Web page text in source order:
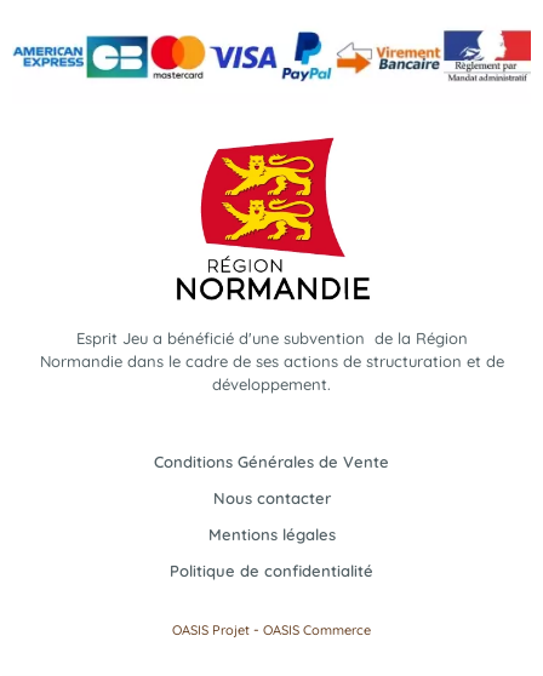
Esprit Jeu a bénéficié d'une subvention de la Région
Normandie dans le cadre de ses actions de structuration et de
développement.
Conditions Générales de Vente
Nous contacter
Mentions légales
Politique de confidentialité
OASIS Projet - OASIS Commerce